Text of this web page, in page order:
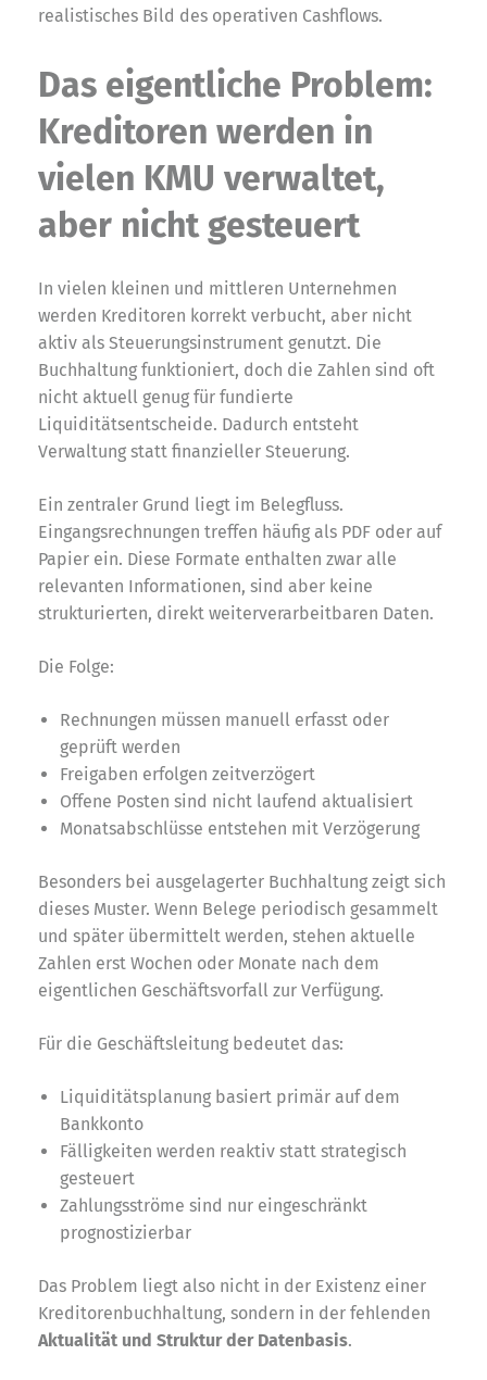
realistisches Bild des operativen Cashflows.
Das eigentliche Problem:
Kreditoren werden in
vielen KMU verwaltet,
aber nicht gesteuert
In vielen kleinen und mittleren Unternehmen
werden Kreditoren korrekt verbucht, aber nicht
aktiv als Steuerungsinstrument genutzt. Die
Buchhaltung funktioniert, doch die Zahlen sind oft
nicht aktuell genug für fundierte
Liquiditätsentscheide. Dadurch entsteht
Verwaltung statt finanzieller Steuerung.
Ein zentraler Grund liegt im Belegfluss.
Eingangsrechnungen treffen häufig als PDF oder auf
Papier ein. Diese Formate enthalten zwar alle
relevanten Informationen, sind aber keine
strukturierten, direkt weiterverarbeitbaren Daten.
Die Folge:
Rechnungen müssen manuell erfasst oder
geprüft werden
Freigaben erfolgen zeitverzögert
Offene Posten sind nicht laufend aktualisiert
Monatsabschlüsse entstehen mit Verzögerung
Besonders bei ausgelagerter Buchhaltung zeigt sich
dieses Muster. Wenn Belege periodisch gesammelt
und später übermittelt werden, stehen aktuelle
Zahlen erst Wochen oder Monate nach dem
eigentlichen Geschäftsvorfall zur Verfügung.
Für die Geschäftsleitung bedeutet das:
Liquiditätsplanung basiert primär auf dem
Bankkonto
Fälligkeiten werden reaktiv statt strategisch
gesteuert
Zahlungsströme sind nur eingeschränkt
prognostizierbar
Das Problem liegt also nicht in der Existenz einer
Kreditorenbuchhaltung, sondern in der fehlenden
Aktualität und Struktur der Datenbasis.